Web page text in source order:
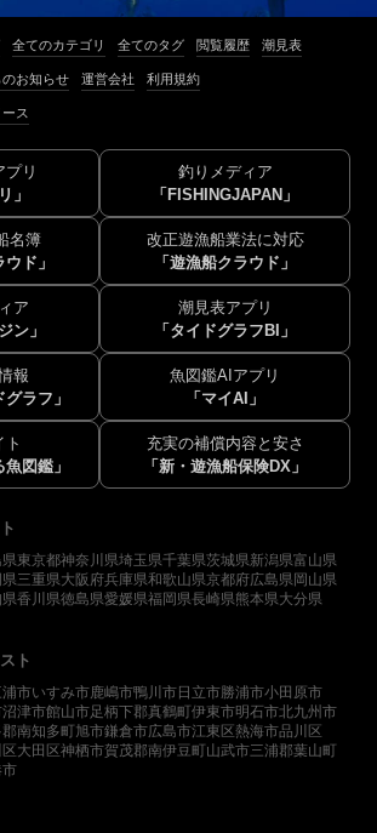
全てのカテゴリ 全てのタグ 閲覧履歴 潮見表
お知らせ 運営会社 利用規約
ス
プリ
」
釣りメディア
「FISHINGJAPAN」
名簿
ド」
改正遊漁船業法に対応
「遊漁船クラウド」
ア
ン」
潮見表アプリ
「タイドグラフBI」
報
ラフ」
魚図鑑AIアプリ
「マイAI」
ト
図鑑」
充実の補償内容と安さ
「新・遊漁船保険DX」
東京都神奈川県埼玉県千葉県茨城県新潟県富山県
三重県大阪府兵庫県和歌山県京都府広島県岡山県
香川県徳島県愛媛県福岡県長崎県熊本県大分県
ト
浦市いすみ市鹿嶋市鴨川市日立市勝浦市小田原市
沼津市館山市足柄下郡真鶴町伊東市明石市北九州市
南知多町旭市鎌倉市広島市江東区熱海市品川区
大田区神栖市賀茂郡南伊豆町山武市三浦郡葉山町